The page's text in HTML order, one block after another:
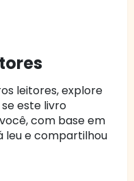
leitores, explore
este livro
com base em
leu e compartilhou